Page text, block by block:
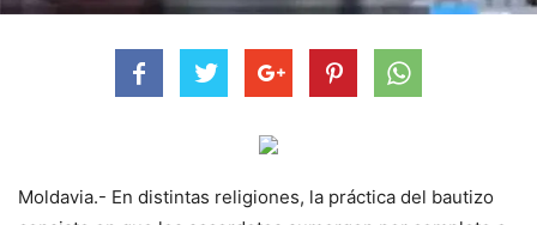
Moldavia.- En distintas religiones, la práctica del bautizo